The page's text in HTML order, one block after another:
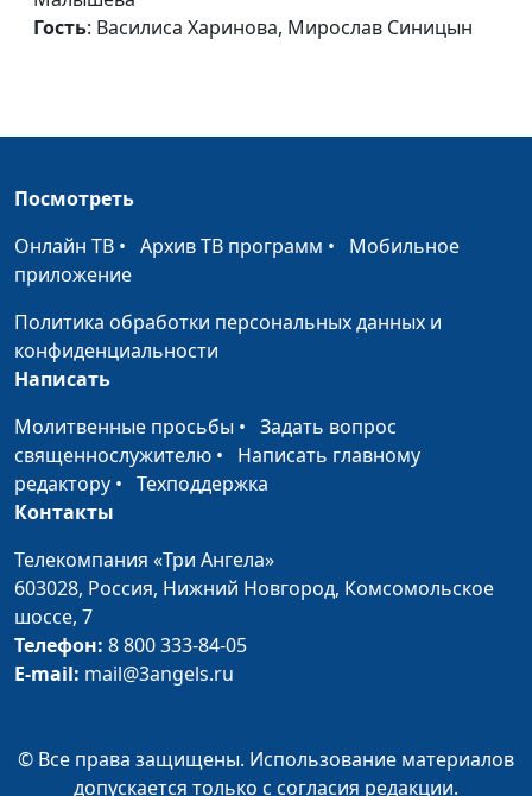
Синицын, Лиза Новожилова
ребёнка
Гость: Василиса Харинова, Мирослав Синицын
Посмотреть
Онлайн ТВ • Архив ТВ программ • Мобильное
приложение
Политика обработки персональных данных и
конфиденциальности
Написать
Молитвенные просьбы • Задать вопрос
священнослужителю • Написать главному
редактору • Техподдержка
Контакты
Телекомпания «Три Ангела»
603028, Россия, Нижний Новгород, Комсомольское
шоссе, 7
Телефон: 8 800 333-84-05
E-mail: mail@3angels.ru
© Все права защищены. Использование материалов
допускается только с согласия редакции.